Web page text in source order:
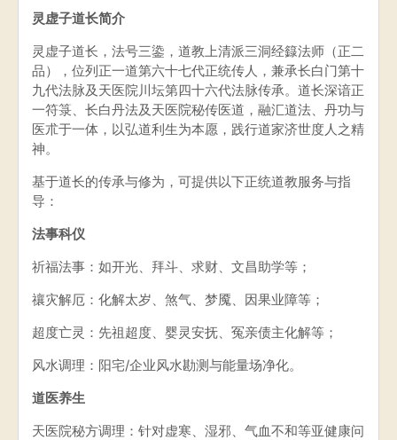
灵虚子道长简介
灵虚子道长，法号三鍌，道教上清派三洞经籙法师（正二
品），位列正一道第六十七代正统传人，兼承长白门第十
九代法脉及天医院川坛第四十六代法脉传承。道长深谙正
一符箓、长白丹法及天医院秘传医道，融汇道法、丹功与
医朮于一体，以弘道利生为本愿，践行道家济世度人之精
神。
基于道长的传承与修为，可提供以下正统道教服务与指
导：
法事科仪
祈福法事：如开光、拜斗、求财、文昌助学等；
禳灾解厄：化解太岁、煞气、梦魇、因果业障等；
超度亡灵：先祖超度、婴灵安抚、冤亲债主化解等；
风水调理：阳宅/企业风水勘测与能量场净化。
道医养生
天医院秘方调理：针对虚寒、湿邪、气血不和等亚健康问